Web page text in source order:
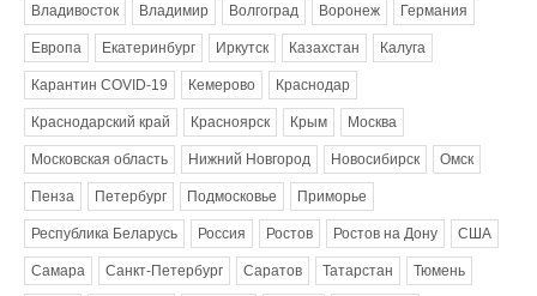
Владивосток Владимир Волгоград Воронеж Германия
Европа Екатеринбург Иркутск Казахстан Калуга
Карантин COVID-19 Кемерово Краснодар
Краснодарский край Красноярск Крым Москва
Московская область Нижний Новгород Новосибирск Омск
Пенза Петербург Подмосковье Приморье
Республика Беларусь Россия Ростов Ростов на Дону США
Самара Санкт-Петербург Саратов Татарстан Тюмень